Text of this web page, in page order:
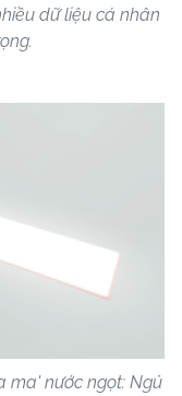
dữ liệu cá nhân
ma' nước ngọt: Ngủ